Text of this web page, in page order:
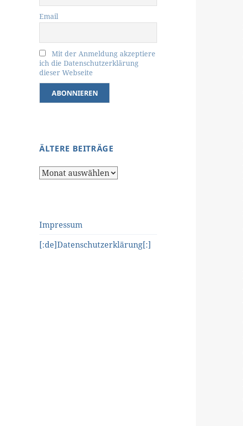
Email
Mit der Anmeldung akzeptiere
ich die Datenschutzerklärung
dieser Webseite
ÄLTERE BEITRÄGE
Ältere
Impressum
[:de]Datenschutzerklärung[:]